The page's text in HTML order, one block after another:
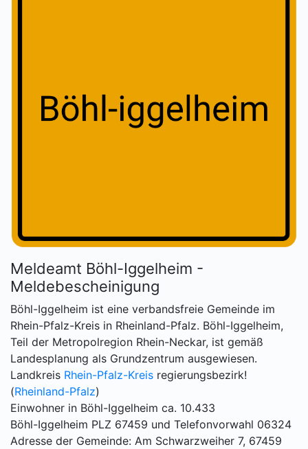
Meldeamt Böhl-Iggelheim -
Meldebescheinigung
Böhl-Iggelheim ist eine verbandsfreie Gemeinde im
Rhein-Pfalz-Kreis in Rheinland-Pfalz. Böhl-Iggelheim,
Teil der Metropolregion Rhein-Neckar, ist gemäß
Landesplanung als Grundzentrum ausgewiesen.
Landkreis Rhein-Pfalz-Kreis regierungsbezirk!
(Rheinland-Pfalz)
Einwohner in Böhl-Iggelheim ca. 10.433
Böhl-Iggelheim PLZ 67459 und Telefonvorwahl 06324
Adresse der Gemeinde: Am Schwarzweiher 7, 67459